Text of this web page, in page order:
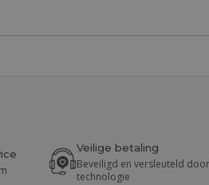
Veilige betaling
Beveiligd en versleuteld door
technologie